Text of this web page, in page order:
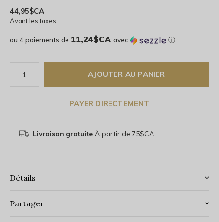
44,95$CA
Avant les taxes
ou 4 paiements de 11,24$CA avec ⓘ
AJOUTER AU PANIER
PAYER DIRECTEMENT
Livraison gratuiteÀ partir de 75$CA
Détails
Partager